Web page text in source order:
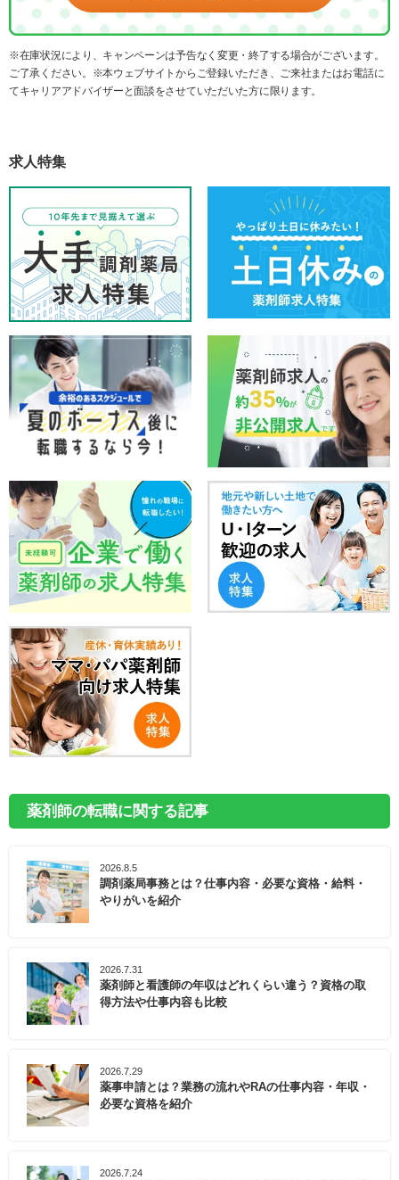
※在庫状況により、キャンペーンは予告なく変更・終了する場合がございます。
ご了承ください。※本ウェブサイトからご登録いただき、ご来社またはお電話に
てキャリアアドバイザーと面談をさせていただいた方に限ります。
求人特集
薬剤師の転職に関する記事
2026.8.5
調剤薬局事務とは？仕事内容・必要な資格・給料・
やりがいを紹介
2026.7.31
薬剤師と看護師の年収はどれくらい違う？資格の取
得方法や仕事内容も比較
2026.7.29
薬事申請とは？業務の流れやRAの仕事内容・年収・
必要な資格を紹介
2026.7.24